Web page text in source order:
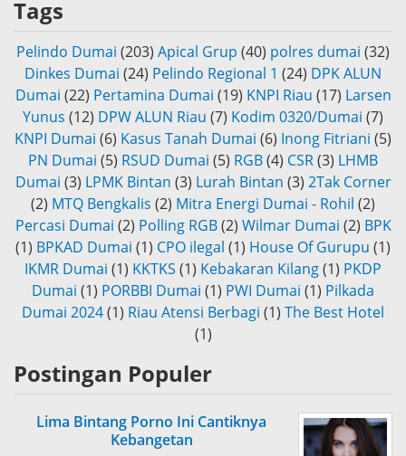
Tags
Pelindo Dumai (203) Apical Grup (40) polres dumai (32)
Dinkes Dumai (24) Pelindo Regional 1 (24) DPK ALUN
Dumai (22) Pertamina Dumai (19) KNPI Riau (17) Larsen
Yunus (12) DPW ALUN Riau (7) Kodim 0320/Dumai (7)
KNPI Dumai (6) Kasus Tanah Dumai (6) Inong Fitriani (5)
PN Dumai (5) RSUD Dumai (5) RGB(4) CSR(3) LHMB
Dumai (3) LPMK Bintan (3) Lurah Bintan (3) 2Tak Corner
(2) MTQ Bengkalis (2) Mitra Energi Dumai - Rohil (2)
Percasi Dumai (2) Polling RGB (2) Wilmar Dumai (2) BPK
(1) BPKAD Dumai (1) CPO ilegal (1) House Of Gurupu (1)
IKMR Dumai (1) KKTKS (1) Kebakaran Kilang(1) PKDP
Dumai (1) PORBBI Dumai (1) PWI Dumai (1) Pilkada
Dumai 2024(1) Riau Atensi Berbagi (1) The Best Hotel
(1)
Postingan Populer
Lima Bintang Porno Ini Cantiknya
Kebangetan